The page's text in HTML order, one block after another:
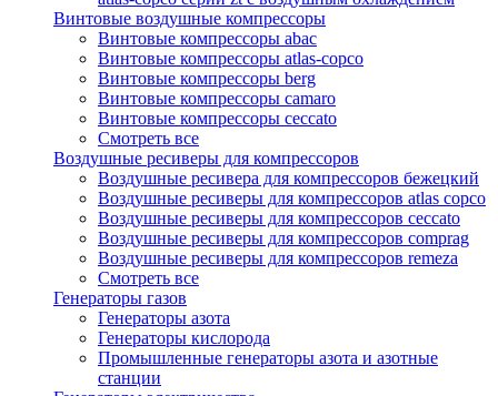
Винтовые воздушные компрессоры
Винтовые компрессоры abac
Винтовые компрессоры atlas-copco
Винтовые компрессоры berg
Винтовые компрессоры camaro
Винтовые компрессоры ceccato
Смотреть все
Воздушные ресиверы для компрессоров
Воздушные ресивера для компрессоров бежецкий
Воздушные ресиверы для компрессоров atlas copco
Воздушные ресиверы для компрессоров ceccato
Воздушные ресиверы для компрессоров comprag
Воздушные ресиверы для компрессоров remeza
Смотреть все
Генераторы газов
Генераторы азота
Генераторы кислорода
Промышленные генераторы азота и азотные
станции